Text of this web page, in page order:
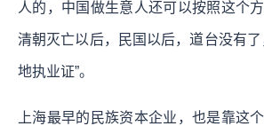
人的，中国做生意人还可以按照这个
清朝灭亡以后，民国以后，道台没有了
地执业证”。
上海最早的民族资本企业，也是靠这